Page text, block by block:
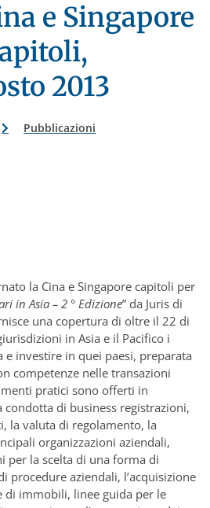
e Singapore
2013
Pubblicazioni
la Cina e Singapore capitoli per
in Asia – 2 ° Edizione” da Juris di
una copertura di oltre il 22 di
in Asia e il Pacifico i
investire in quei paesi, preparata
competenze nelle transazioni
pratici sono offerti in
di business registrazioni,
la valuta di regolamento, la
organizzazioni aziendali,
per la scelta di una forma di
procedure aziendali, l’acquisizione
di immobili, linee guida per le